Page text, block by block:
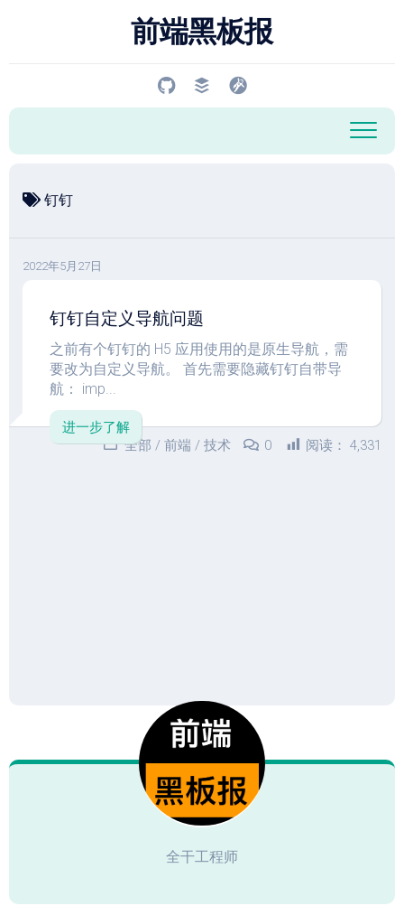
前端黑板报
钉钉
2022年5月27日
钉钉自定义导航问题
之前有个钉钉的 H5 应用使用的是原生导航，需
要改为自定义导航。 首先需要隐藏钉钉自带导
航： imp...
进一步了解
全部 / 前端 / 技术 0 阅读： 4,331
全干工程师